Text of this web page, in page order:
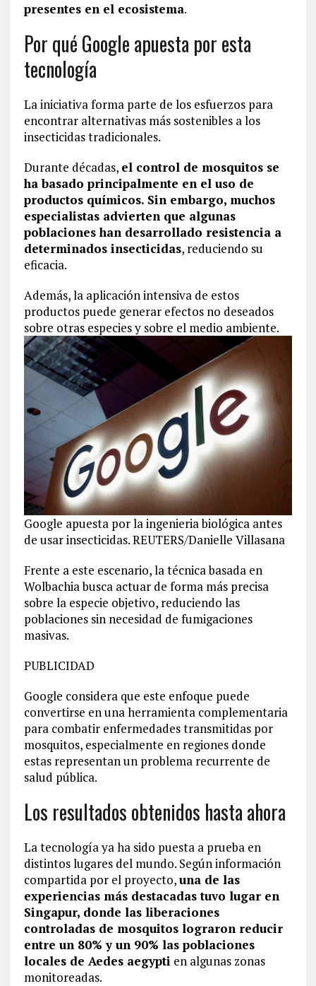
presentes en el ecosistema.
Por qué Google apuesta por esta
tecnología
La iniciativa forma parte de los esfuerzos para
encontrar alternativas más sostenibles a los
insecticidas tradicionales.
Durante décadas, el control de mosquitos se
ha basado principalmente en el uso de
productos químicos. Sin embargo, muchos
especialistas advierten que algunas
poblaciones han desarrollado resistencia a
determinados insecticidas, reduciendo su
eficacia.
Además, la aplicación intensiva de estos
productos puede generar efectos no deseados
sobre otras especies y sobre el medio ambiente.
Google apuesta por la ingenieria biológica antes
de usar insecticidas. REUTERS/Danielle Villasana
Frente a este escenario, la técnica basada en
Wolbachia busca actuar de forma más precisa
sobre la especie objetivo, reduciendo las
poblaciones sin necesidad de fumigaciones
masivas.
PUBLICIDAD
Google considera que este enfoque puede
convertirse en una herramienta complementaria
para combatir enfermedades transmitidas por
mosquitos, especialmente en regiones donde
estas representan un problema recurrente de
salud pública.
Los resultados obtenidos hasta ahora
La tecnología ya ha sido puesta a prueba en
distintos lugares del mundo. Según información
compartida por el proyecto,una de las
experiencias más destacadas tuvo lugar en
Singapur, donde las liberaciones
controladas de mosquitos lograron reducir
entre un 80% y un 90% las poblaciones
locales de Aedes aegypti en algunas zonas
monitoreadas.